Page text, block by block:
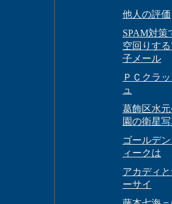
他人の評価
SPAM対策
空回りす
子メール
ＰＣクラ
ュ
葛飾区水
園の衛星
ゴールデン
ィークは
アカディ
ーサイ